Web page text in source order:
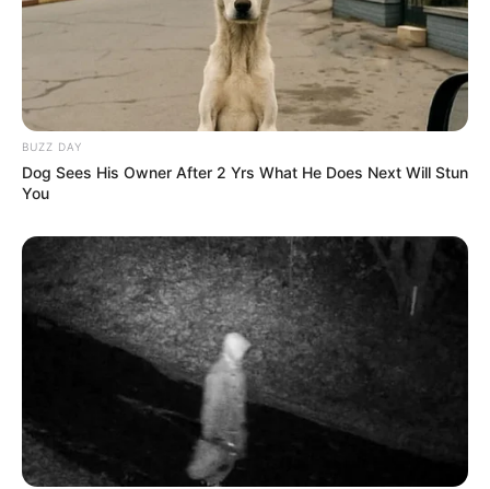
BUZZ DAY
Dog Sees His Owner After 2 Yrs What He Does Next Will Stun
You